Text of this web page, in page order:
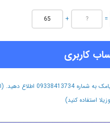
+ =
کاربری
هر مشکلی در فرایند ثبت نام داشتید از طریق پیامک به شماره 09338413734 اطلاع
استفاده کنید)